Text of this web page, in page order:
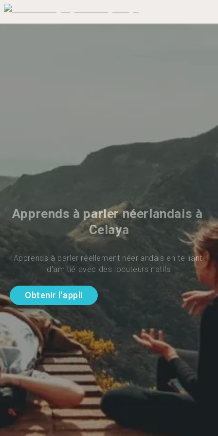
Apprends à parler néerlandais à
Celaya
Apprends à parler réellement néerlandais en te liant
d'amitié avec des locuteurs natifs
Obtenir l'appli